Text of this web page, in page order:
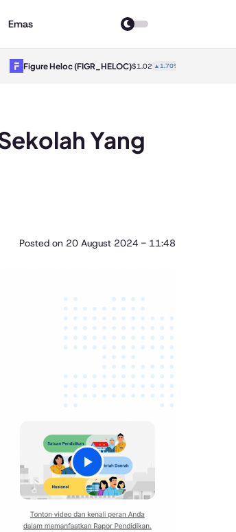
Emas
Figure Heloc(FIGR_HELOC)$1.02 ▲1.70%
Yang
Posted on 20 August 2024 - 11:48